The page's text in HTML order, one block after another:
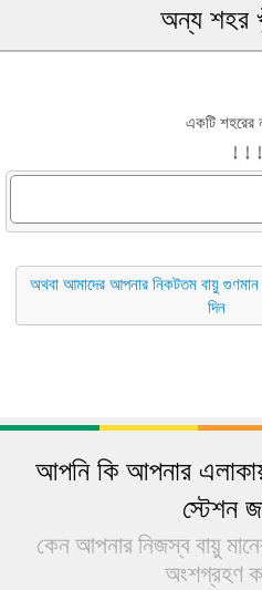
অন্য শহর
একটি শহরের
↓ ↓ ↓
অথবা আমাদের আপনার নিকটতম বায়ু গুণমান
দিন
আপনি কি আপনার
স্টেশন
কেন আপনার নিজস্ব বায়ু
অংশগ্রহণ